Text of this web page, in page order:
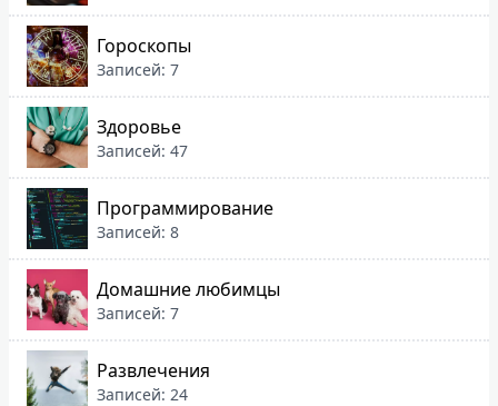
Гороскопы
Записей: 7
Здоровье
Записей: 47
Программирование
Записей: 8
Домашние любимцы
Записей: 7
Развлечения
Записей: 24